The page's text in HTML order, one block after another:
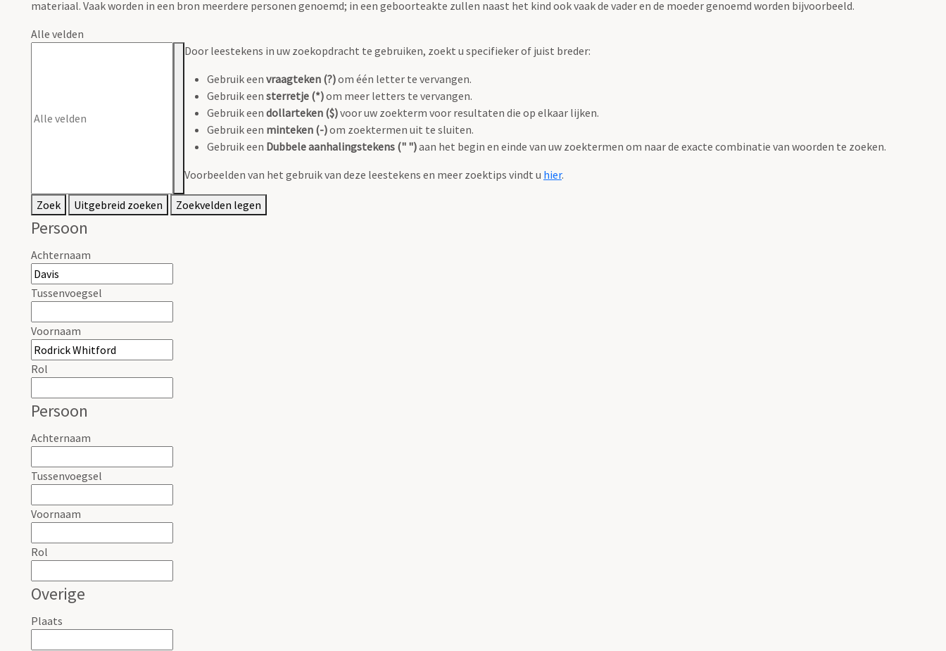
materiaal. Vaak worden in een bron meerdere personen genoemd; in een geboorteakte zullen naast het kind ook vaak de vader en de moeder genoemd worden bijvoorbeeld.
Alle velden
Door leestekens in uw zoekopdracht te gebruiken, zoekt u specifieker of juist breder:
Gebruik een vraagteken (?)om één letter te vervangen.
Gebruik een sterretje (*)om meer letters te vervangen.
Gebruik een dollarteken ($)voor uw zoekterm voor resultaten die op elkaar lijken.
Gebruik een minteken (-)om zoektermen uit te sluiten.
Gebruik een Dubbele aanhalingstekens (" ")aan het begin en einde van uw zoektermen om naar de exacte combinatie van woorden te zoeken.
Voorbeelden van het gebruik van deze leestekens en meer zoektips vindt u hier.
Zoek Uitgebreid zoeken Zoekvelden legen
Persoon
Achternaam
Tussenvoegsel
Voornaam
Rol
Persoon
Achternaam
Tussenvoegsel
Voornaam
Rol
Overige
Plaats